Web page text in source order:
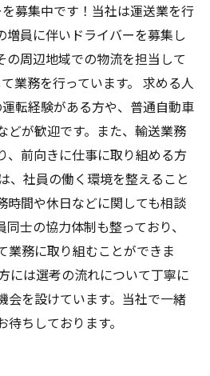
募集中です！当社は運送業を行
増員に伴いドライバーを募集し
の周辺地域での物流を担当して
業務を行っています。 求める人
転経験がある方や、普通自動車
どが歓迎です。また、輸送業務
、前向きに仕事に取り組める方
、社員の働く環境を整えること
時間や休日などに関しても相談
士の協力体制も整っており、
業務に取り組むことができま
には選考の流れについて丁寧に
会を設けています。当社で一緒
ちしております。